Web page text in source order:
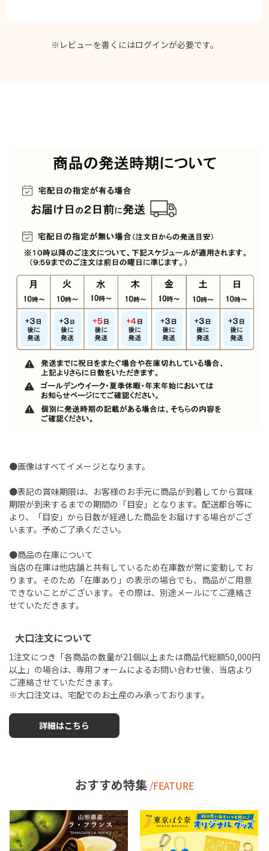
※レビューを書くにはログインが必要です。
●画像はすべてイメージとなります。
●表記の賞味期限は、お客様のお手元に商品が到着してから賞味
期限が到来するまでの期間の「目安」となります。配送都合等に
より、「目安」から日数が経過した商品をお届けする場合がござ
います。予めご了承ください。
●商品の在庫について
当店の在庫は他店舗と共有しているため在庫数が常に変動してお
ります。そのため「在庫あり」の表示の場合でも、商品がご用意
できないことがございます。その際は、別途メールにてご連絡さ
せていただきます。
大口注文について
1注文につき「各商品の数量が21個以上または商品代総額50,000円
以上」の場合は、専用フォームによるお問い合わせ後、当店より
ご連絡させていただきます。
※大口注文は、宅配でのお土産のみ承っております。
詳細はこちら
おすすめ特集 /FEATURE